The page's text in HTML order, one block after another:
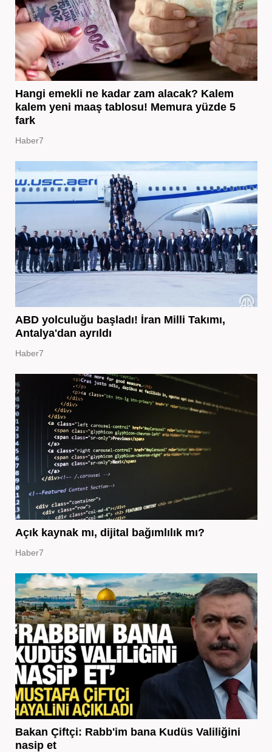
Hangi emekli ne kadar zam alacak? Kalem
kalem yeni maaş tablosu! Memura yüzde 5
fark
Haber7
ABD yolculuğu başladı! İran Milli Takımı,
Antalya'dan ayrıldı
Haber7
Açık kaynak mı, dijital bağımlılık mı?
Haber7
Bakan Çiftçi: Rabb'im bana Kudüs Valiliğini
nasip et